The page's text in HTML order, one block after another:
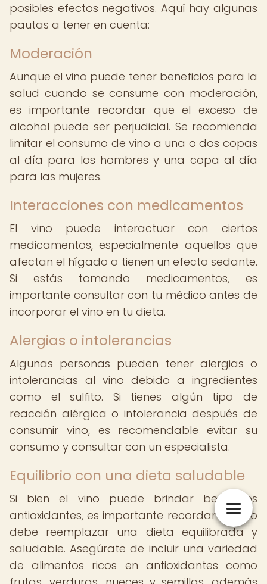
posibles efectos negativos. Aquí hay algunas
pautas a tener en cuenta:
Moderación
Aunque el vino puede tener beneficios para la
salud cuando se consume con moderación,
es importante recordar que el exceso de
alcohol puede ser perjudicial. Se recomienda
limitar el consumo de vino a una o dos copas
al día para los hombres y una copa al día
para las mujeres.
Interacciones con medicamentos
El vino puede interactuar con ciertos
medicamentos, especialmente aquellos que
afectan el hígado o tienen un efecto sedante.
Si estás tomando medicamentos, es
importante consultar con tu médico antes de
incorporar el vino en tu dieta.
Alergias o intolerancias
Algunas personas pueden tener alergias o
intolerancias al vino debido a ingredientes
como el sulfito. Si tienes algún tipo de
reacción alérgica o intolerancia después de
consumir vino, es recomendable evitar su
consumo y consultar con un especialista.
Equilibrio con una dieta saludable
Si bien el vino puede brindar beneficios
antioxidantes, es importante recordar que no
debe reemplazar una dieta equilibrada y
saludable. Asegúrate de incluir una variedad
de alimentos ricos en antioxidantes como